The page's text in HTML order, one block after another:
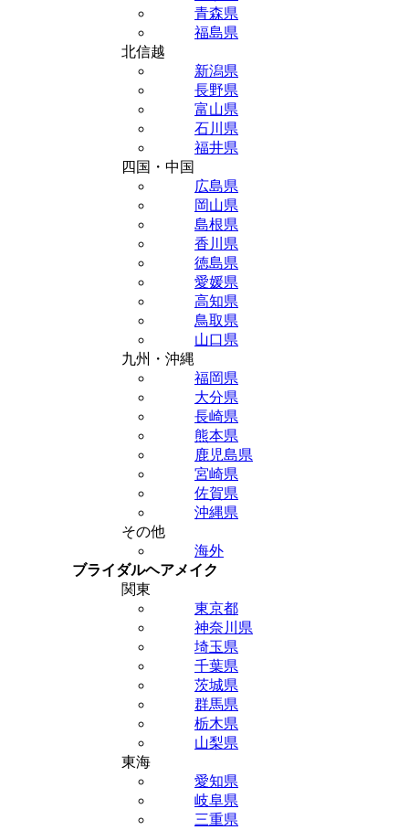
青森県
福島県
北信越
新潟県
長野県
富山県
石川県
福井県
四国・中国
広島県
岡山県
島根県
香川県
徳島県
愛媛県
高知県
鳥取県
山口県
九州・沖縄
福岡県
大分県
長崎県
熊本県
鹿児島県
宮崎県
佐賀県
沖縄県
その他
海外
ブライダルヘアメイク
関東
東京都
神奈川県
埼玉県
千葉県
茨城県
群馬県
栃木県
山梨県
東海
愛知県
岐阜県
三重県